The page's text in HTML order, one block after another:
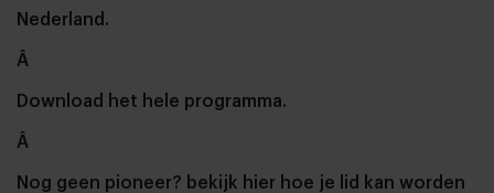
Nederland.
Â
Download het hele programma.
Â
Nog geen pioneer? bekijk hier hoe je lid kan worden